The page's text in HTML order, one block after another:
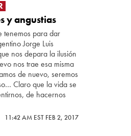
y angustias
tenemos para dar
Jorge Luis
nos depara la ilusión
nos trae esa misma
de nuevo, seremos
Claro que la vida se
de hacernos
11:42 AM EST FEB 2, 2017